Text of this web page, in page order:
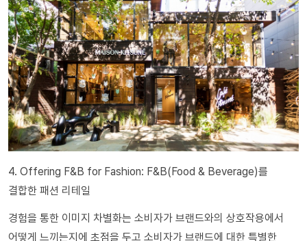
4. Offering F&B for Fashion: F&B(Food & Beverage)를
결합한 패션 리테일
경험을 통한 이미지 차별화는 소비자가 브랜드와의 상호작용에서
어떻게 느끼는지에 초점을 두고 소비자가 브랜드에 대한 특별한